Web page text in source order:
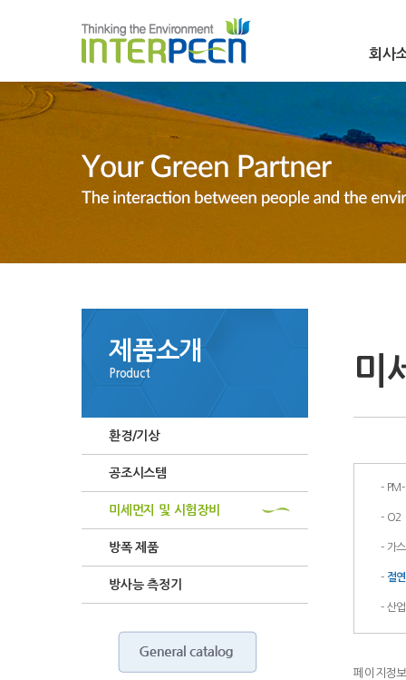
회사
제품소개
Product
환경/기상
공조시스템
미세먼지 및 시험장비
방폭 제품
방사능 측정기
미
-
- O2
- 가
- 절
- 산
페이지정